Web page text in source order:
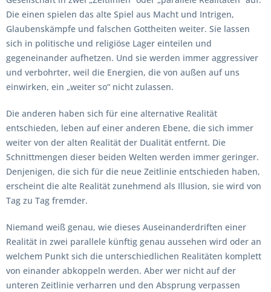
Die einen spielen das alte Spiel aus Macht und Intrigen,
Glaubenskämpfe und falschen Gottheiten weiter. Sie lassen
sich in politische und religiöse Lager einteilen und
gegeneinander aufhetzen. Und sie werden immer aggressiver
und verbohrter, weil die Energien, die von außen auf uns
einwirken, ein „weiter so“ nicht zulassen.
Die anderen haben sich für eine alternative Realität
entschieden, leben auf einer anderen Ebene, die sich immer
weiter von der alten Realität der Dualität entfernt. Die
Schnittmengen dieser beiden Welten werden immer geringer.
Denjenigen, die sich für die neue Zeitlinie entschieden haben,
erscheint die alte Realität zunehmend als Illusion, sie wird von
Tag zu Tag fremder.
Niemand weiß genau, wie dieses Auseinanderdriften einer
Realität in zwei parallele künftig genau aussehen wird oder an
welchem Punkt sich die unterschiedlichen Realitäten komplett
von einander abkoppeln werden. Aber wer nicht auf der
unteren Zeitlinie verharren und den Absprung verpassen